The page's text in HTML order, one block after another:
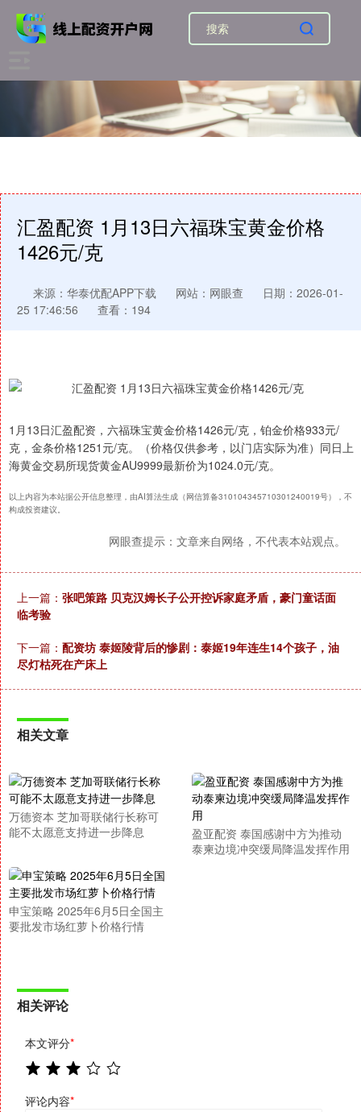
汇盈配资 1月13日六福珠宝黄金价格
1426元/克
来源：华泰优配APP下载 网站：网眼查
日期：2026-01-
25 17:46:56
查看：194
1月13日汇盈配资，六福珠宝黄金价格1426元/克，铂金价格933元/
克，金条价格1251元/克。（价格仅供参考，以门店实际为准）同日上
海黄金交易所现货黄金AU9999最新价为1024.0元/克。
以上内容为本站据公开信息整理，由AI算法生成（网信算备310104345710301240019号），不
构成投资建议。
网眼查提示：文章来自网络，不代表本站观点。
上一篇： 张吧策路 贝克汉姆长子公开控诉家庭矛盾，豪门童话面
临考验
下一篇： 配资坊 泰姬陵背后的惨剧：泰姬19年连生14个孩子，油
尽灯枯死在产床上
相关文章
万德资本 芝加哥联储行长称可
能不太愿意支持进一步降息
盈亚配资 泰国感谢中方为推动
泰柬边境冲突缓局降温发挥作用
申宝策略 2025年6月5日全国主
要批发市场红萝卜价格行情
相关评论
本文评分*
评论内容*